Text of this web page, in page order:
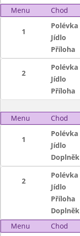
Menu
Chod
1
Polévka
Jídlo
Příloha
2
Polévka
Jídlo
Příloha
Menu Chod
1
Polévka
Jídlo
Doplněk
2
Polévka
Jídlo
Příloha
Doplněk
Menu
Chod